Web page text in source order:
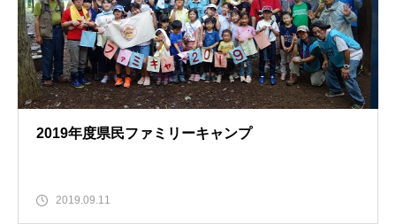
2019年度県民ファミリーキャンプ
2019.09.11